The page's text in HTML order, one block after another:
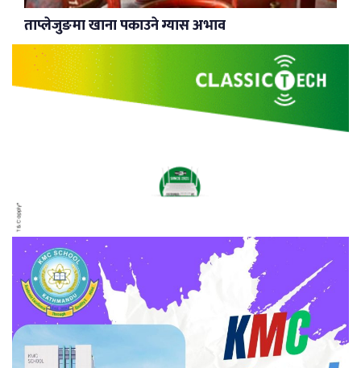
ताप्लेजुङमा खाना पकाउने ग्यास अभाव